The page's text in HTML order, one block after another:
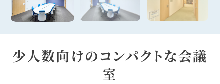
少人数向けのコンパクトな会議
室